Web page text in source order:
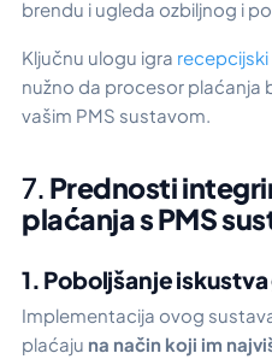
brendu i ugleda ozbiljnog i
Ključnu ulogu igra recepcijski
nužno da procesor plaćanja
vašim PMS sustavom.
7. Prednosti
plaćanja s PMS
1. Poboljšanje
Implementacija ovog
plaćaju na način koji im